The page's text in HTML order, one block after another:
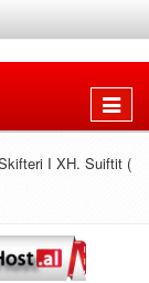
Shfaq
I XH. Suiftit (